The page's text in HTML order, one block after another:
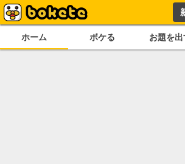
ホーム ボケる お題を出